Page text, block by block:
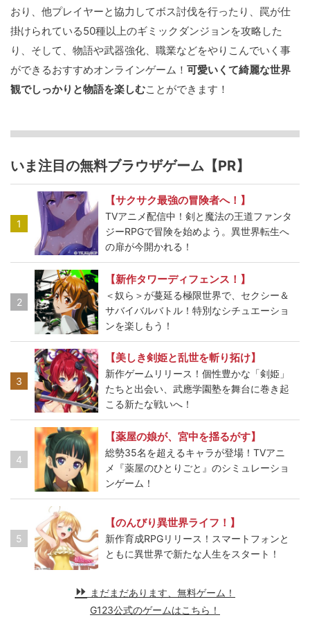
おり、他プレイヤーと協力してボス討伐を行ったり、罠が仕
掛けられている50種以上のギミックダンジョンを攻略した
り、そして、物語や武器強化、職業などをやりこんでいく事
ができるおすすめオンラインゲーム！ 可愛いくて綺麗な世界
観でしっかりと物語を楽しむことができます！
いま注目の無料ブラウザゲーム【PR】
1
【サクサク最強の冒険者へ！】
TVアニメ配信中！剣と魔法の王道ファンタ
ジーRPGで冒険を始めよう。異世界転生へ
の扉が今開かれる！
2
【新作タワーディフェンス！】
＜奴ら＞が蔓延る極限世界で、セクシー＆
サバイバルバトル！特別なシチュエーショ
ンを楽しもう！
3
【美しき剣姫と乱世を斬り拓け】
新作ゲームリリース！個性豊かな「剣姫」
たちと出会い、武應学園塾を舞台に巻き起
こる新たな戦いへ！
4
【薬屋の娘が、宮中を揺るがす】
総勢35名を超えるキャラが登場！TVアニ
メ『薬屋のひとりごと』のシミュレーショ
ンゲーム！
5
【のんびり異世界ライフ！】
新作育成RPGリリース！スマートフォンと
ともに異世界で新たな人生をスタート！
まだまだあります、無料ゲーム！
G123公式のゲームはこちら！